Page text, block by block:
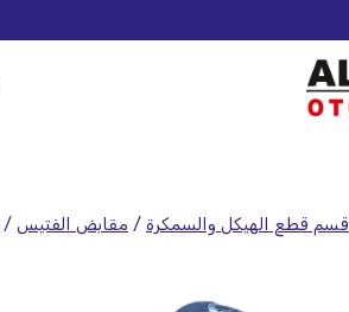
قسم قطع الهيكل والسمكرة / مقابض الفتيس /